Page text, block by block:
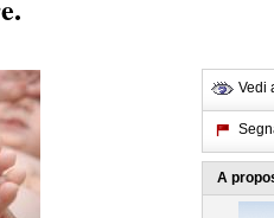
Vedi
A